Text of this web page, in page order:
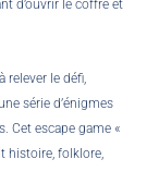
d’ouvrir le coffre et
relever le défi,
série d’énigmes
Cet escape game «
histoire, folklore,